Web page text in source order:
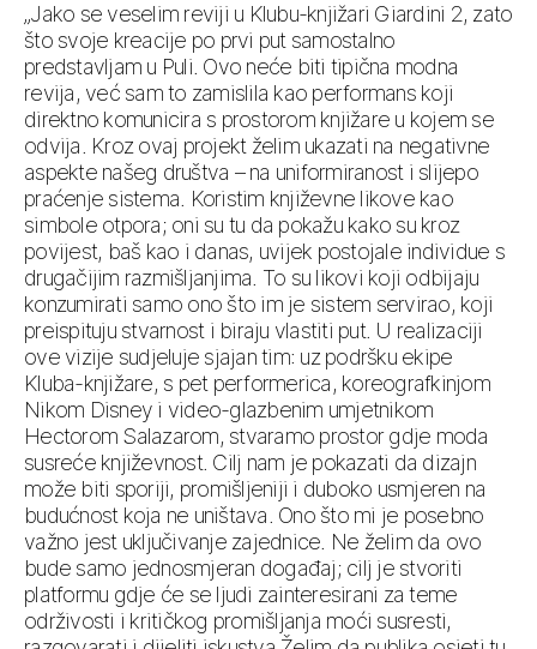
„Jako se veselim reviji u Klubu-knjižari Giardini 2, zato
što svoje kreacije po prvi put samostalno
predstavljam u Puli. Ovo neće biti tipična modna
revija, već sam to zamislila kao performans koji
direktno komunicira s prostorom knjižare u kojem se
odvija. Kroz ovaj projekt želim ukazati na negativne
aspekte našeg društva – na uniformiranost i slijepo
praćenje sistema. Koristim književne likove kao
simbole otpora; oni su tu da pokažu kako su kroz
povijest, baš kao i danas, uvijek postojale individue s
drugačijim razmišljanjima. To su likovi koji odbijaju
konzumirati samo ono što im je sistem servirao, koji
preispituju stvarnost i biraju vlastiti put. U realizaciji
ove vizije sudjeluje sjajan tim: uz podršku ekipe
Kluba-knjižare, s pet performerica, koreografkinjom
Nikom Disney i video-glazbenim umjetnikom
Hectorom Salazarom, stvaramo prostor gdje moda
susreće književnost. Cilj nam je pokazati da dizajn
može biti sporiji, promišljeniji i duboko usmjeren na
budućnost koja ne uništava. Ono što mi je posebno
važno jest uključivanje zajednice. Ne želim da ovo
bude samo jednosmjeran događaj; cilj je stvoriti
platformu gdje će se ljudi zainteresirani za teme
održivosti i kritičkog promišljanja moći susresti,